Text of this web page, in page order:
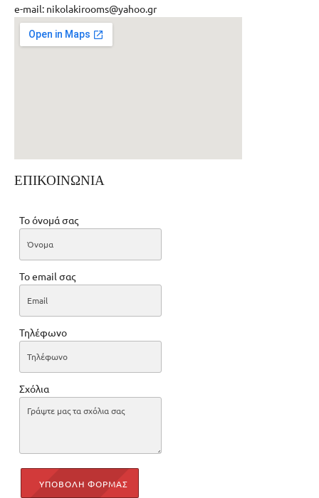
e-mail: nikolakirooms@yahoo.gr
ΕΠΙΚΟΙΝΩΝΙΑ
Το όνομά σας
Το email σας
Τηλέφωνο
Σχόλια
ΥΠΟΒΟΛΗ ΦΟΡΜΑΣ